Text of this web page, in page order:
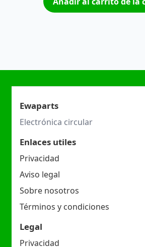
Ewaparts
Electrónica circular
Enlaces utiles
Privacidad
Aviso legal
Sobre nosotros
Términos y condiciones
Legal
Privacidad